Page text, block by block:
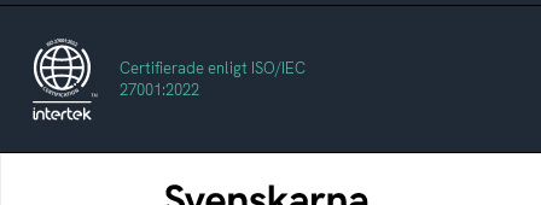
Certifierade enligt ISO/IEC
27001:2022
Svenskarna och internet